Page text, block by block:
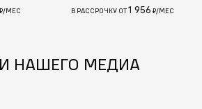
₽/МЕС В РАССРОЧКУ ОТ1 956 ₽/МЕС
НАШЕГО МЕДИА